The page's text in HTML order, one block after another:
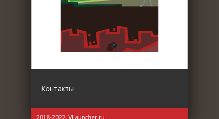
Контакты
2018-2022. VLauncher.ru